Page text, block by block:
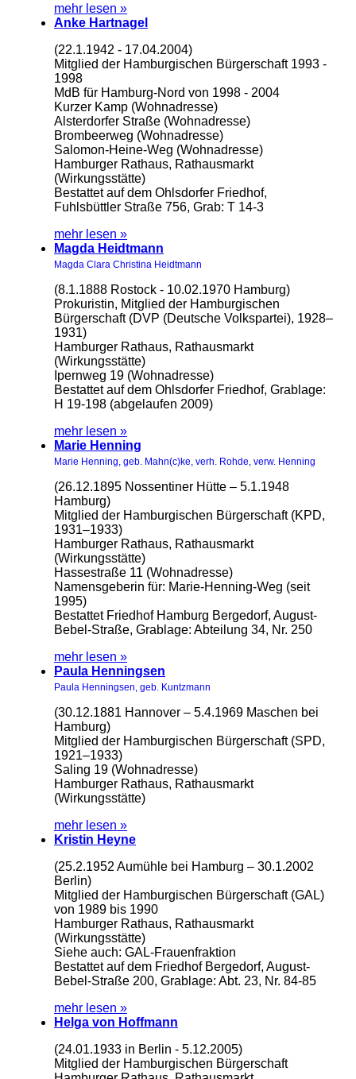
mehr lesen »
Anke Hartnagel
(22.1.1942 - 17.04.2004)
Mitglied der Hamburgischen Bürgerschaft 1993 -
1998
MdB für Hamburg-Nord von 1998 - 2004
Kurzer Kamp (Wohnadresse)
Alsterdorfer Straße (Wohnadresse)
Brombeerweg (Wohnadresse)
Salomon-Heine-Weg (Wohnadresse)
Hamburger Rathaus, Rathausmarkt
(Wirkungsstätte)
Bestattet auf dem Ohlsdorfer Friedhof,
Fuhlsbüttler Straße 756, Grab: T 14-3
mehr lesen »
Magda Heidtmann
Magda Clara Christina Heidtmann
(8.1.1888 Rostock - 10.02.1970 Hamburg)
Prokuristin, Mitglied der Hamburgischen
Bürgerschaft (DVP (Deutsche Volkspartei), 1928–
1931)
Hamburger Rathaus, Rathausmarkt
(Wirkungsstätte)
Ipernweg 19 (Wohnadresse)
Bestattet auf dem Ohlsdorfer Friedhof, Grablage:
H 19-198 (abgelaufen 2009)
mehr lesen »
Marie Henning
Marie Henning, geb. Mahn(c)ke, verh. Rohde, verw. Henning
(26.12.1895 Nossentiner Hütte – 5.1.1948
Hamburg)
Mitglied der Hamburgischen Bürgerschaft (KPD,
1931–1933)
Hamburger Rathaus, Rathausmarkt
(Wirkungsstätte)
Hassestraße 11 (Wohnadresse)
Namensgeberin für: Marie-Henning-Weg (seit
1995)
Bestattet Friedhof Hamburg Bergedorf, August-
Bebel-Straße, Grablage: Abteilung 34, Nr. 250
mehr lesen »
Paula Henningsen
Paula Henningsen, geb. Kuntzmann
(30.12.1881 Hannover – 5.4.1969 Maschen bei
Hamburg)
Mitglied der Hamburgischen Bürgerschaft (SPD,
1921–1933)
Saling 19 (Wohnadresse)
Hamburger Rathaus, Rathausmarkt
(Wirkungsstätte)
mehr lesen »
Kristin Heyne
(25.2.1952 Aumühle bei Hamburg – 30.1.2002
Berlin)
Mitglied der Hamburgischen Bürgerschaft (GAL)
von 1989 bis 1990
Hamburger Rathaus, Rathausmarkt
(Wirkungsstätte)
Siehe auch: GAL-Frauenfraktion
Bestattet auf dem Friedhof Bergedorf, August-
Bebel-Straße 200, Grablage: Abt. 23, Nr. 84-85
mehr lesen »
Helga von Hoffmann
(24.01.1933 in Berlin - 5.12.2005)
Mitglied der Hamburgischen Bürgerschaft